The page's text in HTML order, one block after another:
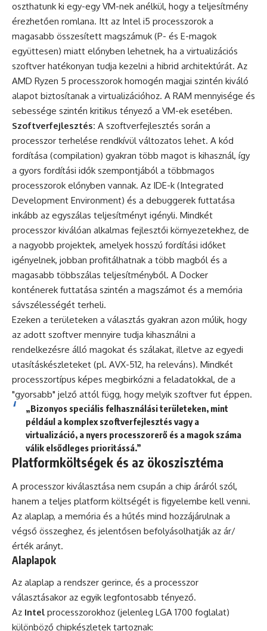
oszthatunk ki egy-egy VM-nek anélkül, hogy a teljesítmény
érezhetően romlana. Itt az Intel i5 processzorok a
magasabb összesített magszámuk (P- és E-magok
együttesen) miatt előnyben lehetnek, ha a virtualizációs
szoftver hatékonyan tudja kezelni a hibrid architektúrát. Az
AMD Ryzen 5 processzorok homogén magjai szintén kiváló
alapot biztosítanak a virtualizációhoz. A RAM mennyisége és
sebessége szintén kritikus tényező a VM-ek esetében.
Szoftverfejlesztés: A szoftverfejlesztés során a
processzor terhelése rendkívül változatos lehet. A kód
fordítása (compilation) gyakran több magot is kihasznál, így
a gyors fordítási idők szempontjából a többmagos
processzorok előnyben vannak. Az IDE-k (Integrated
Development Environment) és a debuggerek futtatása
inkább az egyszálas teljesítményt igényli. Mindkét
processzor kiválóan alkalmas fejlesztői környezetekhez, de
a nagyobb projektek, amelyek hosszú fordítási időket
igényelnek, jobban profitálhatnak a több magból és a
magasabb többszálas teljesítményből. A Docker
konténerek futtatása szintén a magszámot és a memória
sávszélességét terheli.
Ezeken a területeken a választás gyakran azon múlik, hogy
az adott szoftver mennyire tudja kihasználni a
rendelkezésre álló magokat és szálakat, illetve az egyedi
utasításkészleteket (pl. AVX-512, ha releváns). Mindkét
processzortípus képes megbirkózni a feladatokkal, de a
"gyorsabb" jelző attól függ, hogy melyik szoftver fut éppen.
„Bizonyos speciális felhasználási területeken, mint
például a komplex szoftverfejlesztés vagy a
virtualizáció, a nyers processzorerő és a magok száma
válik elsődleges prioritássá.”
Platformköltségek és az ökoszisztéma
A processzor kiválasztása nem csupán a chip áráról szól,
hanem a teljes platform költségét is figyelembe kell venni.
Az alaplap, a memória és a hűtés mind hozzájárulnak a
végső összeghez, és jelentősen befolyásolhatják az ár/
érték arányt.
Alaplapok
Az alaplap a rendszer gerince, és a processzor
választásakor az egyik legfontosabb tényező.
Az Intel processzorokhoz (jelenleg LGA 1700 foglalat)
különböző chipkészletek tartoznak: